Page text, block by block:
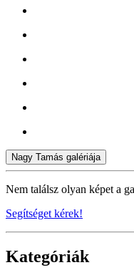
Nagy Tamás galériája
Nem találsz olyan képet a
Segítséget kérek!
Kategóriák